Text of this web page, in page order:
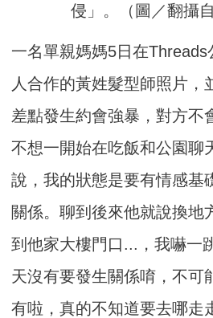
侵」。（圖／翻攝
一名單親媽媽5日在
人合作的黃姓髮型師照片，
差點發生約會強暴，對方不
不想一開始在吃飯和公園聊
說，我的狀態是要有情感基
關係。聊到後來他就說換地
到他家大樓門口...，我嚇一
天沒有要發生關係唷，不可
有啦，真的不知道要去哪走